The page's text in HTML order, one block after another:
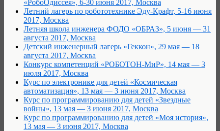
«РобоОдиссея», 6-30 июня 2017, Москва
Летний лагерь по робототехнике Эду-Крафт, 5-16 июня
2017, Москва
Летняя школа инженера ФОДО «ОБРАЗ», 5 июня — 31
августа 2017, Москва
Детский инженерный лагерь «Геккон», 29 мая — 18
августа 2017, Москва
Конкурс компетенций «РОБОТОН-МиР», 14 мая — 3
июля 2017, Москва
Курс по электронике для детей «Космическая
автоматизация», 13 мая — 3 июня 2017, Москва
Курс по программированию для детей «Звездные
войны», 13 мая — 3 июня 2017, Москва
Курс по программированию для детей «Моя история»,
13 мая — 3 июня 2017, Москва